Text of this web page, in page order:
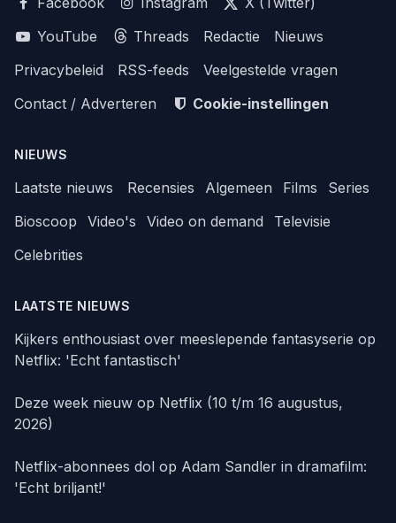
YouTube
Threads Redactie
Nieuws
Privacybeleid
RSS-feeds
Veelgestelde vragen
Contact / Adverteren
Cookie-instellingen
NIEUWS
Laatste nieuws Recensies Algemeen Films
Series
Bioscoop
Video's Video on demand
Televisie
Celebrities
LAATSTE NIEUWS
Kijkers enthousiast over meeslepende fantasyserie op
Netflix: 'Echt fantastisch'
Deze week nieuw op Netflix (10 t/m 16 augustus,
2026)
Netflix-abonnees dol op Adam Sandler in dramafilm:
'Echt briljant!'